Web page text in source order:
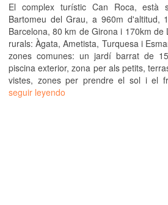
El complex turístic Can Roca,
Bartomeu del Grau, a 960m d'altitud,
Barcelona, 80 km de Girona i 170km
rurals: Àgata, Ametista, Turquesa i
zones comunes: un jardí barrat de
piscina exterior, zona per als petits,
vistes, zones per prendre el sol i el
seguir leyendo